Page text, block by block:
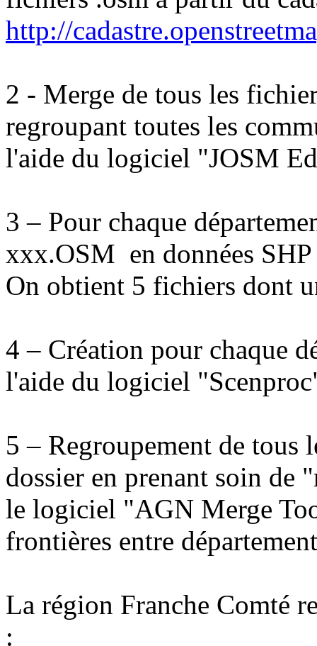
http://
2 - Merge de tous les
regroupant toutes les
l'aide du logiciel "JOSM
3 – Pour chaque
xxx.OSM en données
On obtient 5 fichiers dont
4 – Création pour chaque
l'aide du logiciel
5 – Regroupement de tous
dossier en prenant soin de
le logiciel "AGN Merge
frontières entre
La région Franche Comté
: